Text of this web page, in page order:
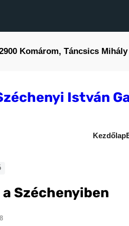
Komárom, Táncsics
István
Kezdőlap
Széchenyiben